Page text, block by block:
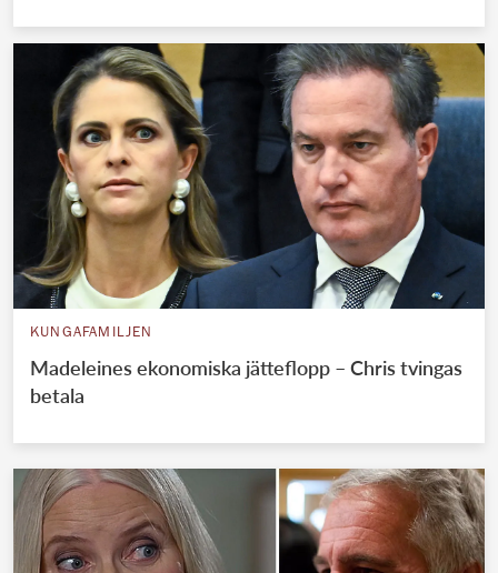
KUNGAFAMILJEN
Madeleines ekonomiska jätteflopp – Chris tvingas
betala